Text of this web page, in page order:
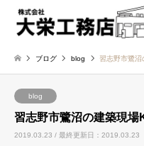
ブログ blog 習志野市鷺
blog
習志野市鷺沼の建築現場
2019.03.23 / 最終更新日：2019.03.23